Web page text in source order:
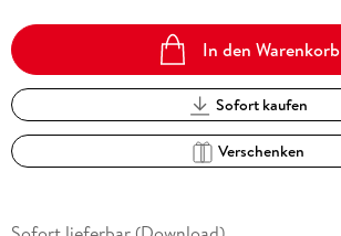
In den Warenkorb
Sofort kaufen
Verschenken